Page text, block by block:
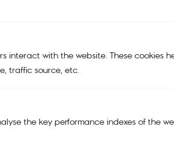
interact with the website. These cookies
traffic source, etc.
the key performance indexes of the